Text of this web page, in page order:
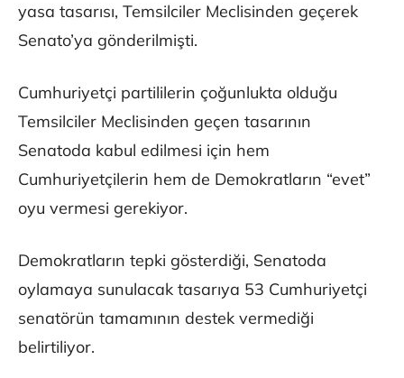
yasa tasarısı, Temsilciler Meclisinden geçerek
Senato’ya gönderilmişti.
Cumhuriyetçi partililerin çoğunlukta olduğu
Temsilciler Meclisinden geçen tasarının
Senatoda kabul edilmesi için hem
Cumhuriyetçilerin hem de Demokratların “evet”
oyu vermesi gerekiyor.
Demokratların tepki gösterdiği, Senatoda
oylamaya sunulacak tasarıya 53 Cumhuriyetçi
senatörün tamamının destek vermediği
belirtiliyor.